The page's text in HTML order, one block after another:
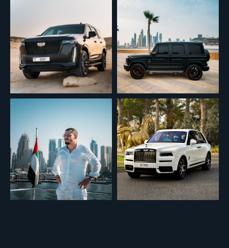
+971
Submit